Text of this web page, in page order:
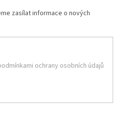
zasílat informace o nových
ochrany osobních údajů